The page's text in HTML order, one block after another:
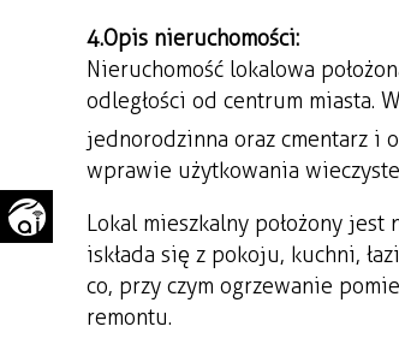
4.Opis nieruchomości:
Nieruchomość lokalowa
odległości od centrum miasta.
jednorodzinna oraz cmentarz i
w prawie użytkowania
Lokal mieszkalny położony
i składa się z pokoju, kuchni,
co, przy czym ogrzewanie
remontu.